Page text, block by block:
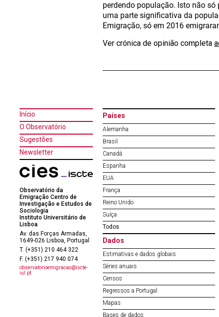
perdendo população. Isto não
uma parte significativa da
Emigração, só em 2016
Ver crónica de opinião completa
Início
O Observatório
Sugestões
Newsletter
Observatório da
Emigração Centro de
Investigação e Estudos de
Sociologia
Instituto Universitário de
Lisboa
Av. das Forças Armadas,
1649-026 Lisboa, Portugal
T. (+351) 210 464 322
F. (+351) 217 940 074
observatorioemigracao@iscte-
iul.pt
Países
Alemanha
Brasil
Canadá
Espanha
EUA
França
Reino Unido
Suíça
Todos
Dados
Estimativas e dados globais
Séries anuais
Censos
Regressos a Portugal
Mapas
Bases de dados